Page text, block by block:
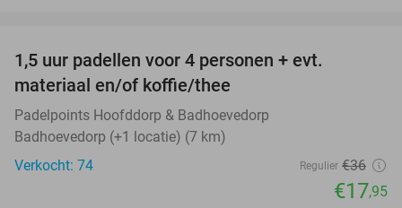
1,5 uur padellen voor 4 personen + evt.
materiaal en/of koffie/thee
Padelpoints Hoofddorp & Badhoevedorp
Badhoevedorp (+1 locatie) (7 km)
Verkocht: 74
Regulier €36
€17,95